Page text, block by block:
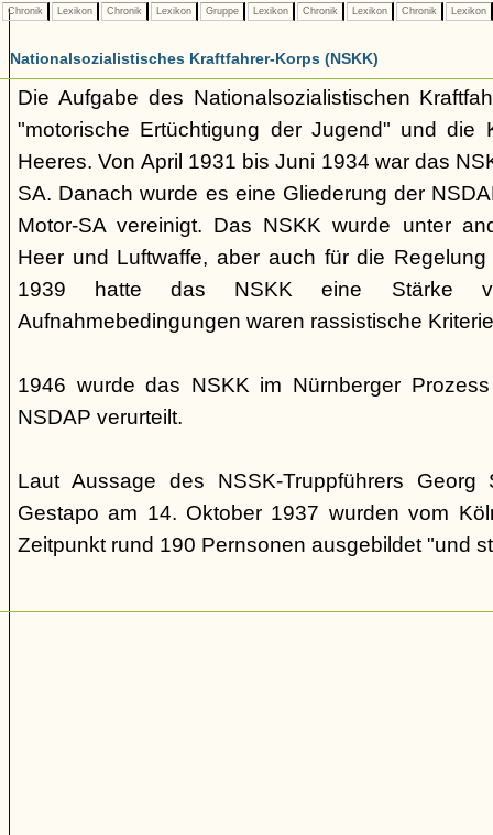
Chronik Lexikon Chronik Lexikon Gruppe Lexikon Chronik Lexikon Chronik Lexikon
Nationalsozialistisches Kraftfahrer-Korps (NSKK)
Die Aufgabe des Nationalsozialistischen
"motorische Ertüchtigung der Jugend" und die
Heeres. Von April 1931 bis Juni 1934 war das
SA. Danach wurde es eine Gliederung der
Motor-SA vereinigt. Das NSKK wurde unter
Heer und Luftwaffe, aber auch für die
1939 hatte das NSKK eine Stärke
Aufnahmebedingungen waren rassistische
1946 wurde das NSKK im Nürnberger
NSDAP verurteilt.
Laut Aussage des NSSK-Truppführers
Gestapo am 14. Oktober 1937 wurden vom
Zeitpunkt rund 190 Pernsonen ausgebildet "und